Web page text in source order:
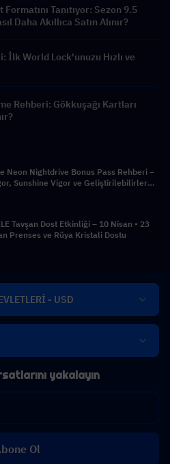
Tanıtıyor: Sezon 9.5
Daha Akıllıca Satın Alınır?
İlk World Lock'unuzu Hızlı ve
Rehberi: Gökkuşağı Kartları
Neon Nightdrive Bonus Pass Rehberi –
Sunshine Vigor ve Geliştirilebilirler
Tavşan Dost Etkinliği – 10 Nisan - 23
Prenses ve Rüya Kristali Dostu
- USD
yakalayın
Ol